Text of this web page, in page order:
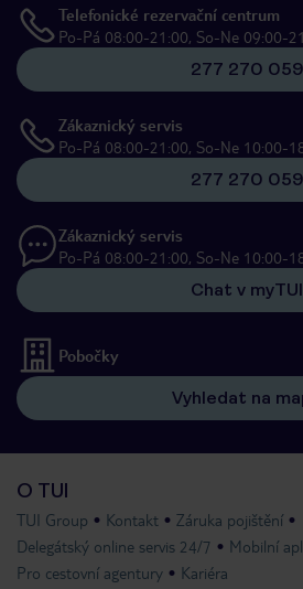
Telefonické rezervační centrum
Po-Pá 08:00-21:00, So-Ne 09:00-
277 270 059
Zákaznický servis
Po-Pá 08:00-21:00, So-Ne 10:00-
277 270 059
Zákaznický servis
Po-Pá 08:00-21:00, So-Ne 10:00-
Chat v myTUI
Pobočky
Vyhledat na
O TUI
TUI Group Kontakt
Záruka pojištění
Delegátský online servis 24/7
Mobilní
Pro cestovní agentury
Kariéra